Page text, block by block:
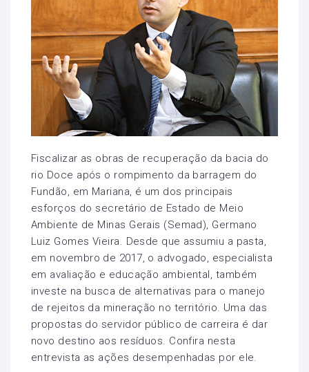
Fiscalizar as obras de recuperação da bacia do
rio Doce após o rompimento da barragem do
Fundão, em Mariana, é um dos principais
esforços do secretário de Estado de Meio
Ambiente de Minas Gerais (Semad), Germano
Luiz Gomes Vieira. Desde que assumiu a pasta,
em novembro de 2017, o advogado, especialista
em avaliação e educação ambiental, também
investe na busca de alternativas para o manejo
de rejeitos da mineração no território. Uma das
propostas do servidor público de carreira é dar
novo destino aos resíduos. Confira nesta
entrevista as ações desempenhadas por ele.